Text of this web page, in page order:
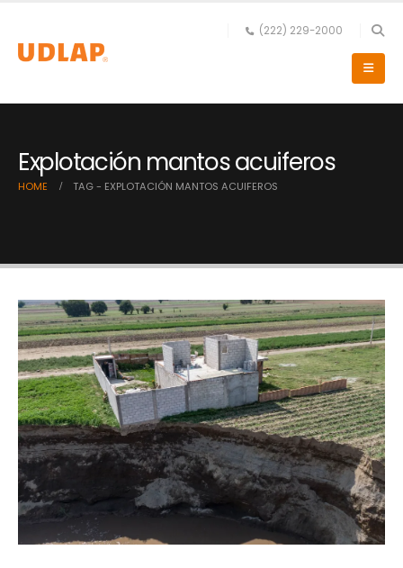
(222) 229-2000
Explotación mantos acuiferos
HOME TAG - EXPLOTACIÓN MANTOS ACUIFEROS